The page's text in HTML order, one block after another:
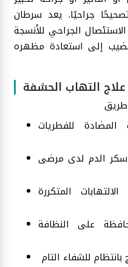
جراحيًا. يعد سرطان
الجراحي للأنسجة
إلى استعادة مظهره
التهاب الحشفة
المضادة للفطريات
سكر الدم لدى مرضى
المتكررة
على النظافة